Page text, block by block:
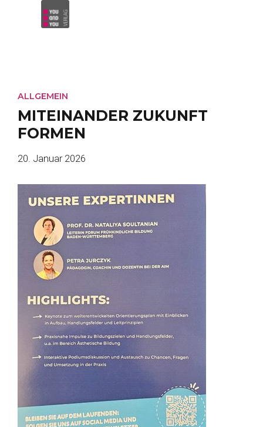
ALLGEMEIN
MITEINANDER ZUKUNFT
FORMEN
20. Januar 2026